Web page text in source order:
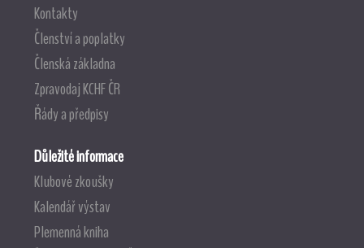
Kontakty
Členství a poplatky
Členská základna
Zpravodaj KCHF ČR
Řády a předpisy
Důležité informace
Klubové zkoušky
Kalendář výstav
Plemenná kniha